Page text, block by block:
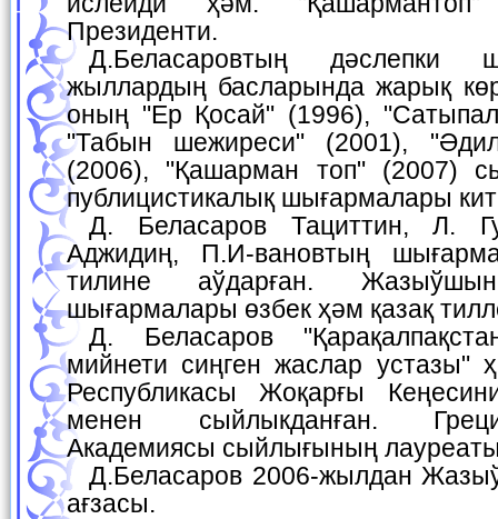
Президенти.
Д.Беласаровтың дәслепки шығармалары 70-
жыллардың басларында жарық
оның "Ер Қосай" (1996),
"Табын шежиреси" (2001),
(2006), "Қашарман топ" (2007)
публицистикалық шығармалары
Д. Беласаров Тациттин, Л. Гумилевтың, Мурад
Аджидиң, П.И-вановтың
тилине аўдарған.
шығармалары өзбек ҳәм қазақ
Д. Беласаров "Қарақалпақстан Республикасына
мийнети сиңген жаслар устазы"
Республикасы Жоқарғы
менен сыйлыкданған.
Академиясы сыйлығының
Д.Беласаров 2006-жылдан Жазыўшылар аўқамының
ағзасы.